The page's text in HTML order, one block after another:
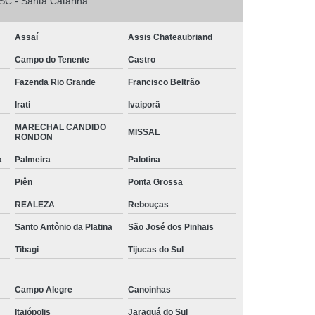
Tinta para Aço Galvanizado
de Aço
Tinta para Janela de Aço
Aço
Tinta para Pintar Armário de Aço
de Aço Vincado
Tubos em Aço
Aço Carbono
Tubos Quadrados de Aço
Aço Carbono
Viga Aço Galvanizado
de Aço Viga de Aço H
Viga U Aço
Viga U de Aço para Estrutura Metálica
Assaí Assis Chateaubriand
Campo do Tenente Castro
Fazenda Rio Grande Francisco Beltrão
Irati Ivaiporã
MARECHAL CANDIDO
RONDON
MISSAL
Palmeira Palotina
Piên Ponta Grossa
REALEZA Rebouças
Santo Antônio da Platina São José dos Pinhais
Tibagi Tijucas do Sul
Campo Alegre Canoinhas
Itaiópolis Jaraguá do Sul